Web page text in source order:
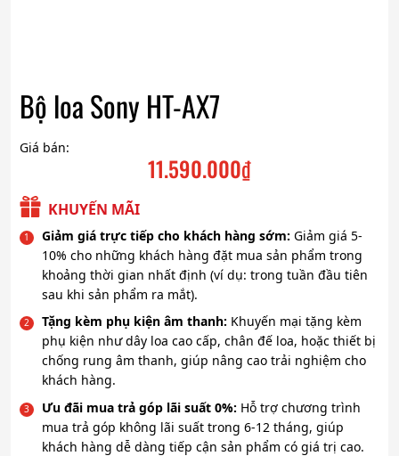
Bộ loa Sony HT-AX7
Giá bán:
11.590.000₫
KHUYẾN MÃI
Giảm giá trực tiếp cho khách hàng sớm: Giảm giá 5-
10% cho những khách hàng đặt mua sản phẩm trong
khoảng thời gian nhất định (ví dụ: trong tuần đầu tiên
sau khi sản phẩm ra mắt).
Tặng kèm phụ kiện âm thanh: Khuyến mại tặng kèm
phụ kiện như dây loa cao cấp, chân đế loa, hoặc thiết bị
chống rung âm thanh, giúp nâng cao trải nghiệm cho
khách hàng.
Ưu đãi mua trả góp lãi suất 0%: Hỗ trợ chương trình
mua trả góp không lãi suất trong 6-12 tháng, giúp
khách hàng dễ dàng tiếp cận sản phẩm có giá trị cao.